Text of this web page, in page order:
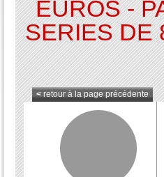
EUROS -
SERIES DE
< retour à la page précédente